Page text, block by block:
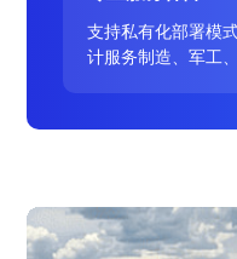
支持私有化部署模
计服务制造、军工